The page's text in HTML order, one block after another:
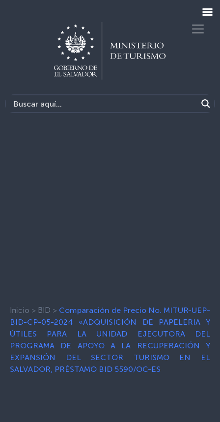
Inicio > BID > Comparación de Precio No. MITUR-UEP-
BID-CP-05-2024 «ADQUISICIÓN DE PAPELERIA Y
ÚTILES PARA LA UNIDAD EJECUTORA DEL
PROGRAMA DE APOYO A LA RECUPERACIÓN Y
EXPANSIÓN DEL SECTOR TURISMO EN EL
SALVADOR, PRÉSTAMO BID 5590/OC-ES